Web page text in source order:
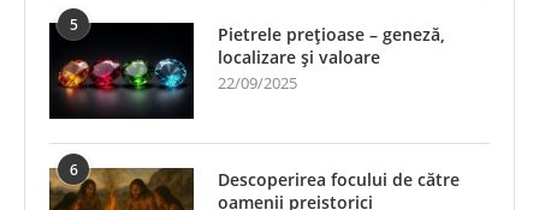
5
Pietrele prețioase – geneză,
localizare și valoare
22/09/2025
6
Descoperirea focului de către
oamenii preistorici